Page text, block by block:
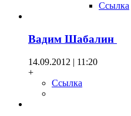
Ссылка
Вадим Шабалин
14.09.2012 | 11:20
+
Ссылка